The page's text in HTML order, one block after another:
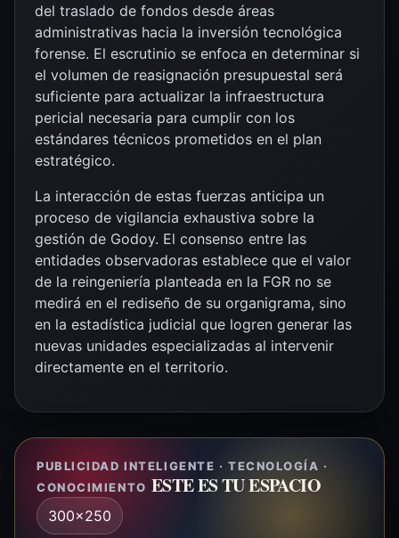
del traslado de fondos desde áreas
administrativas hacia la inversión tecnológica
forense. El escrutinio se enfoca en determinar si
el volumen de reasignación presupuestal será
suficiente para actualizar la infraestructura
pericial necesaria para cumplir con los
estándares técnicos prometidos en el plan
estratégico.
La interacción de estas fuerzas anticipa un
proceso de vigilancia exhaustiva sobre la
gestión de Godoy. El consenso entre las
entidades observadoras establece que el valor
de la reingeniería planteada en la FGR no se
medirá en el rediseño de su organigrama, sino
en la estadística judicial que logren generar las
nuevas unidades especializadas al intervenir
directamente en el territorio.
PUBLICIDAD INTELIGENTE · TECNOLOGÍA ·
CONOCIMIENTO ESTE ES TU ESPACIO
300x250